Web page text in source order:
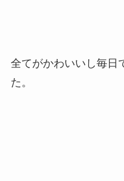
全てがかわいいし毎日
た。